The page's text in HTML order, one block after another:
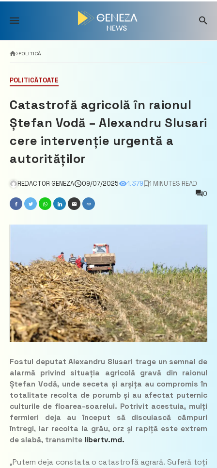
Skip
content
POLITICĂ
POLITICĂTOATE
Catastrofă agricolă în raionul
Ștefan Vodă – Alexandru Slusari
cere intervenție urgentă a
autorităților
REDACTOR GENEZA 09/07/2025 1.379
1 MINUTES READ
0
Fostul deputat Alexandru Slusari trage un semnal de
alarmă privind situația agricolă gravă din raionul
Ștefan Vodă, unde seceta și arșița au compromis în
totalitate recolta de porumb și au afectat puternic
culturile de floarea-soarelui. Potrivit acestuia, mulți
fermieri deja au început să discuiască câmpuri
întregi, iar recolta la grâu, orz și rapiță este extrem
de slabă, transmite libertv.md.
„Putem deja constata o catastrofă agrară. Suferă toți